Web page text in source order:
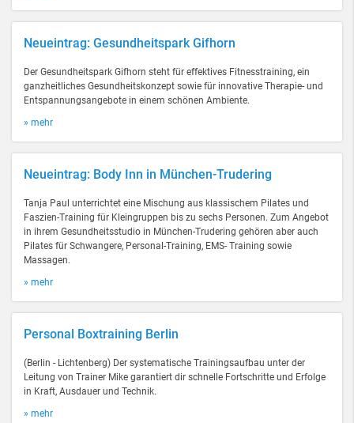
Neueintrag: Gesundheitspark Gifhorn
Der Gesundheitspark Gifhorn steht für effektives Fitnesstraining, ein
ganzheitliches Gesundheitskonzept sowie für innovative Therapie- und
Entspannungsangebote in einem schönen Ambiente.
» mehr
Neueintrag: Body Inn in München-Trudering
Tanja Paul unterrichtet eine Mischung aus klassischem Pilates und
Faszien-Training für Kleingruppen bis zu sechs Personen. Zum Angebot
in ihrem Gesundheitsstudio in München-Trudering gehören aber auch
Pilates für Schwangere, Personal-Training, EMS- Training sowie
Massagen.
» mehr
Personal Boxtraining Berlin
(Berlin - Lichtenberg) Der systematische Trainingsaufbau unter der
Leitung von Trainer Mike garantiert dir schnelle Fortschritte und Erfolge
in Kraft, Ausdauer und Technik.
» mehr